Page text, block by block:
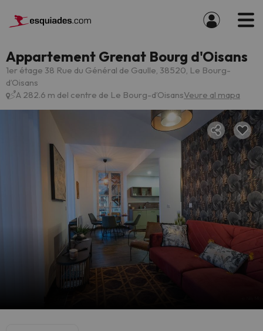
Appartement Grenat Bourg d'Oisans
1er étage 38 Rue du Général de Gaulle, 38520, Le Bourg-
dʼOisans
A 282.6 m del centre de Le Bourg-dʼOisansVeure al mapa